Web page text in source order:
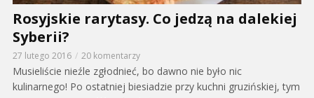
Rosyjskie rarytasy. Co jedzą na dalekiej
Syberii?
27 lutego 2016 20 komentarzy
Musieliście nieźle zgłodnieć, bo dawno nie było nic
kulinarnego! Po ostatniej biesiadzie przy kuchni gruzińskiej, tym